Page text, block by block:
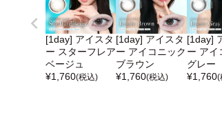
[1day] アイスタ
ー スターフレア
ベージュ
¥1,760(税込)
[1day] アイスタ
ー アイコニック
ブラウン
¥1,760(税込)
[1day]
ー アイ
グレー
¥1,760(